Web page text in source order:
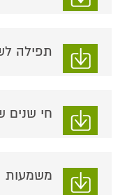
תפילה
חי שנים
משמעות